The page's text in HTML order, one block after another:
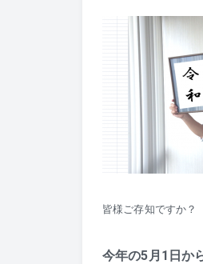
皆様ご存知ですか？
今年の5月1日か